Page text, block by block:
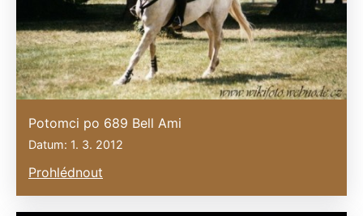
Potomci po 689 Bell Ami
Datum: 1. 3. 2012
Prohlédnout